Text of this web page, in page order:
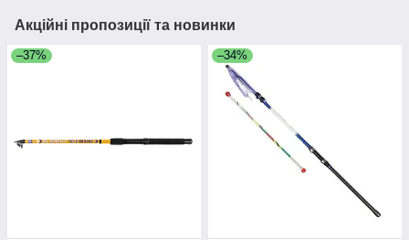
Акційні пропозиції та новинки
–37% –34%